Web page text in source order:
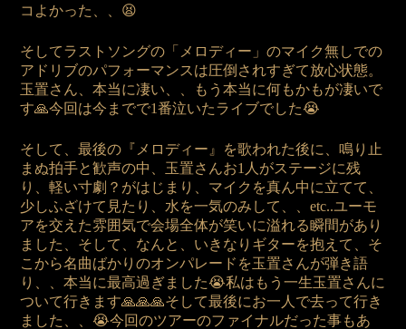
コよかった、、😫
そしてラストソングの「メロディー」のマイク無しでの
アドリブのパフォーマンスは圧倒されすぎて放心状態。
玉置さん、本当に凄い、、もう本当に何もかもが凄いで
す🙏今回は今までで1番泣いたライブでした😭
そして、最後の『メロディー』を歌われた後に、鳴り止
まぬ拍手と歓声の中、玉置さんお1人がステージに残
り、軽い寸劇？がはじまり、マイクを真ん中に立てて、
少しふざけて見たり、水を一気のみして、、etc..ユーモ
アを交えた雰囲気で会場全体が笑いに溢れる瞬間があり
ました、そして、なんと、いきなりギターを抱えて、そ
こから名曲ばかりのオンパレードを玉置さんが弾き語
り、、本当に最高過ぎました😭私はもう一生玉置さんに
ついて行きます🙏🙏🙏そして最後にお一人で去って行き
ました、、😭今回のツアーのファイナルだった事もあ